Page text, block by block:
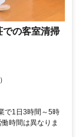
での客室清掃
で1日3時間～5時
時間は異なりま